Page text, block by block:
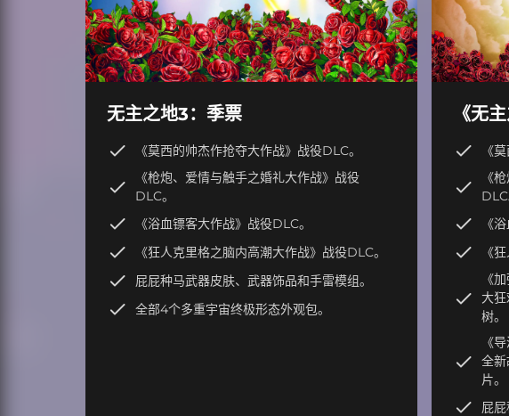
无主之地3：季票
《莫西的帅杰作抢夺大作战》战役DLC。
《枪炮、爱情与触手之婚礼大作战》战役
DLC。
《浴血镖客大作战》战役DLC。
《狂人克里格之脑内高潮大作战》战役DLC。
屁屁种马武器皮肤、武器饰品和手雷模组。
全部4个多重宇宙终极形态外观包。
《无
《
《
DLC
《
《
《
大
树。
《
全
片。
屁